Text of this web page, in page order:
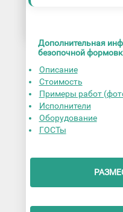
Дополнительная
безопочной
Описание
Стоимость
Примеры работ
Исполнители
Оборудование
ГОСТы